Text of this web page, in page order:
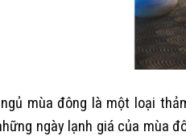
mùa đông là một loại
ngày lạnh giá của mùa